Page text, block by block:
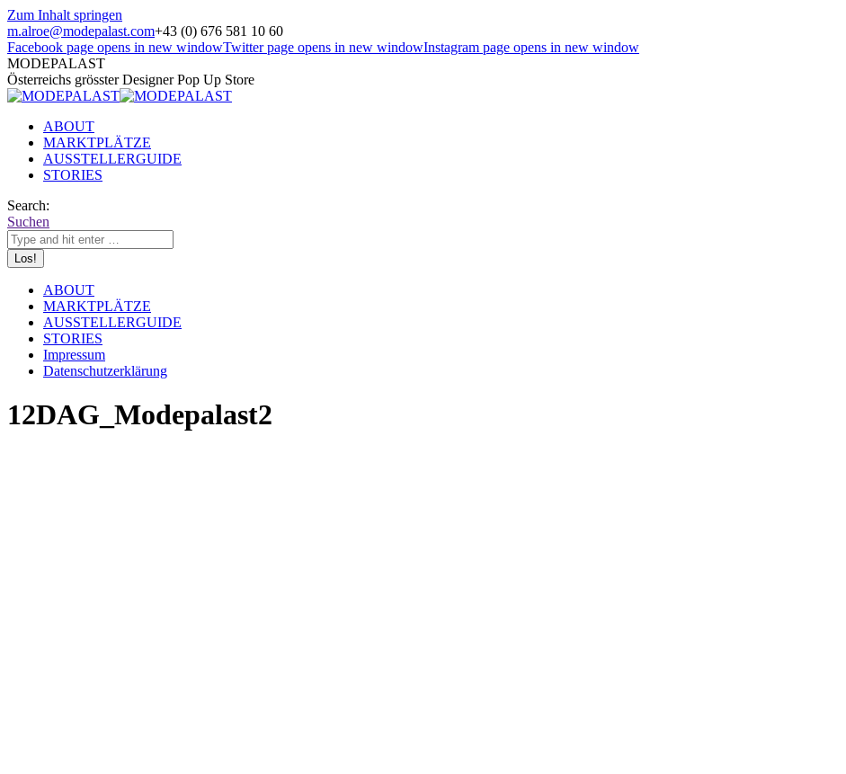
Zum Inhalt springen
m.alroe@modepalast.com+43 (0) 676 581 10 60
Facebook page opens in new windowTwitter page opens in new windowInstagram page opens in new window
MODEPALAST
Österreichs grösster Designer Pop Up Store
ABOUT
MARKTPLÄTZE
AUSSTELLERGUIDE
STORIES
Search:
Suchen
ABOUT
MARKTPLÄTZE
AUSSTELLERGUIDE
STORIES
Impressum
Datenschutzerklärung
12DAG_Modepalast2